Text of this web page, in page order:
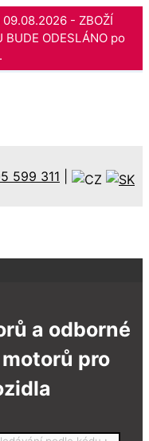
09.08.2026 - ZBOŽÍ
BUDE ODESLÁNO po
599 311
a odborné
pro